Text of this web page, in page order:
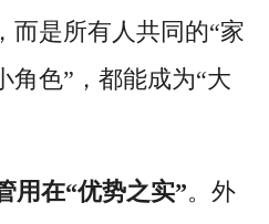
而是所有人共同的“家
角色”，都能成为“大
用在“优势之实”。外